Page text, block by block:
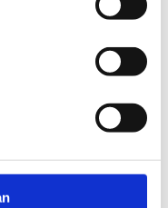
Vul het
stands